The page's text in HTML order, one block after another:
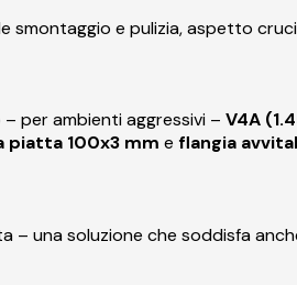
e pulizia, aspetto
– per ambienti aggressivi – V4A
piatta 100x3 mm e flangia
– una soluzione che soddisfa